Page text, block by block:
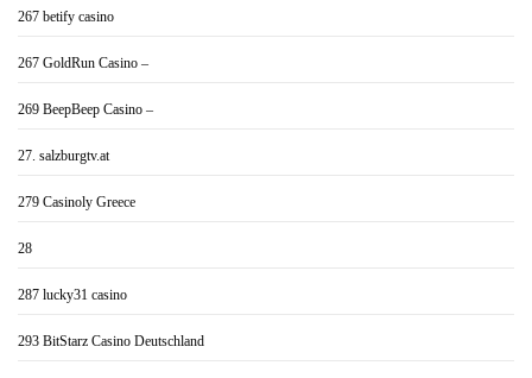
267 betify casino
267 GoldRun Casino –
269 BeepBeep Casino –
27. salzburgtv.at
279 Casinoly Greece
28
287 lucky31 casino
293 BitStarz Casino Deutschland